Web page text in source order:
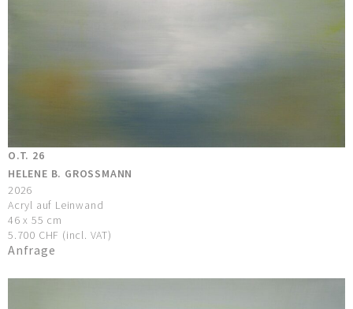
O.T. 26
HELENE B. GROSSMANN
2026
Acryl auf Leinwand
46 x 55 cm
5.700 CHF (incl. VAT)
Anfrage